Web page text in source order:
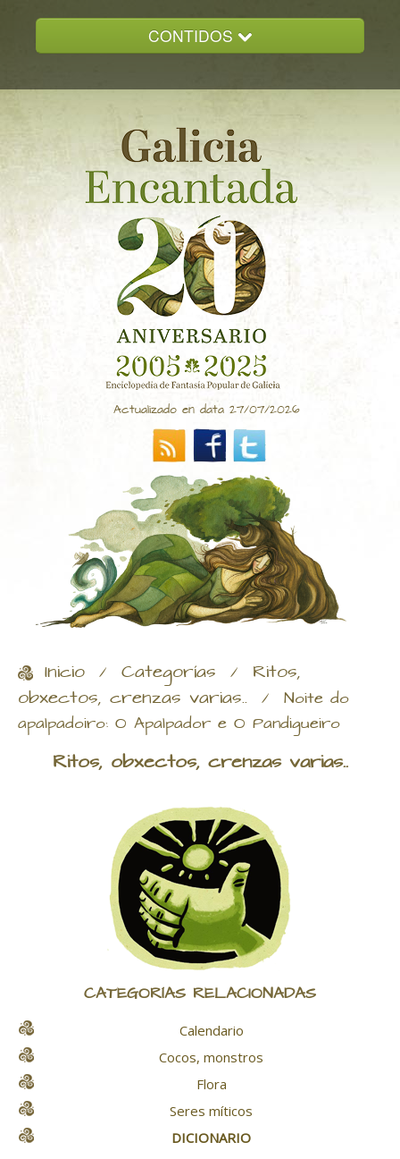
CONTIDOS
GALICIA ENCANTADA
DOCUMENTACION
NOVAS
CONTACTO
Actualizado en data 27/07/2026
Inicio / Categorías / Ritos,
obxectos, crenzas varias.. / Noite do
apalpadoiro: O Apalpador e O Pandigueiro
Ritos, obxectos, crenzas varias..
CATEGORÍAS RELACIONADAS
Calendario
Cocos, monstros
Flora
Seres míticos
DICIONARIO